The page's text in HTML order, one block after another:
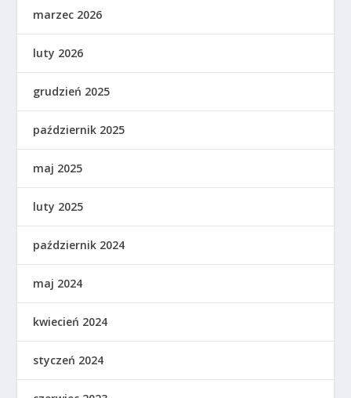
marzec 2026
luty 2026
grudzień 2025
październik 2025
maj 2025
luty 2025
październik 2024
maj 2024
kwiecień 2024
styczeń 2024